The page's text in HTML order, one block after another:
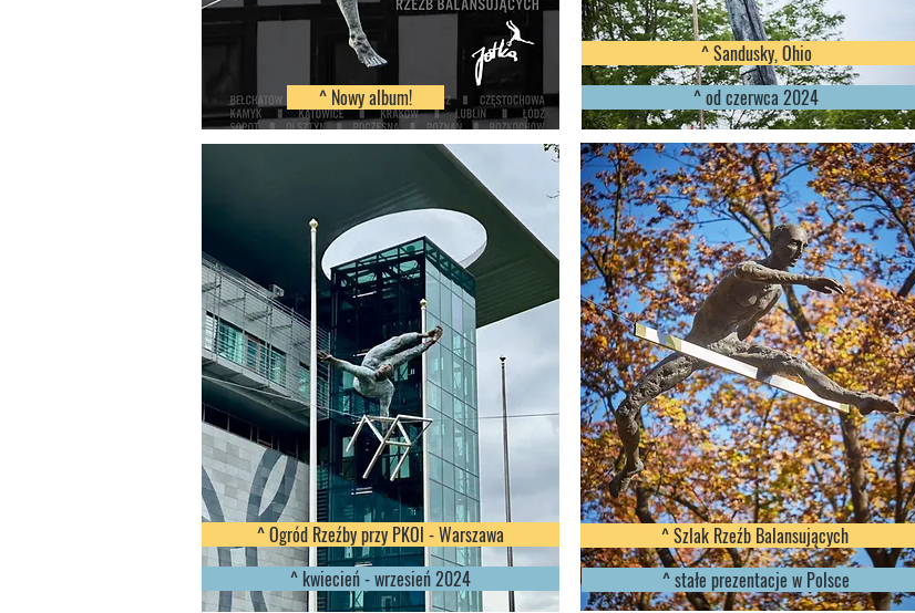
^ Nowy album!
^ Ogród Rzeźby przy PKOl - Warszawa
^ kwiecień - wrzesień 2024
^ Sandusky, Ohio
^ od czerwca 2024
^ Szlak Rzeźb Balansujących
^ stałe prezentacje w Polsce